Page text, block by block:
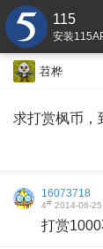
115
安装
苕桦
求打赏枫币，
16073718
4# 2014-06-
打赏